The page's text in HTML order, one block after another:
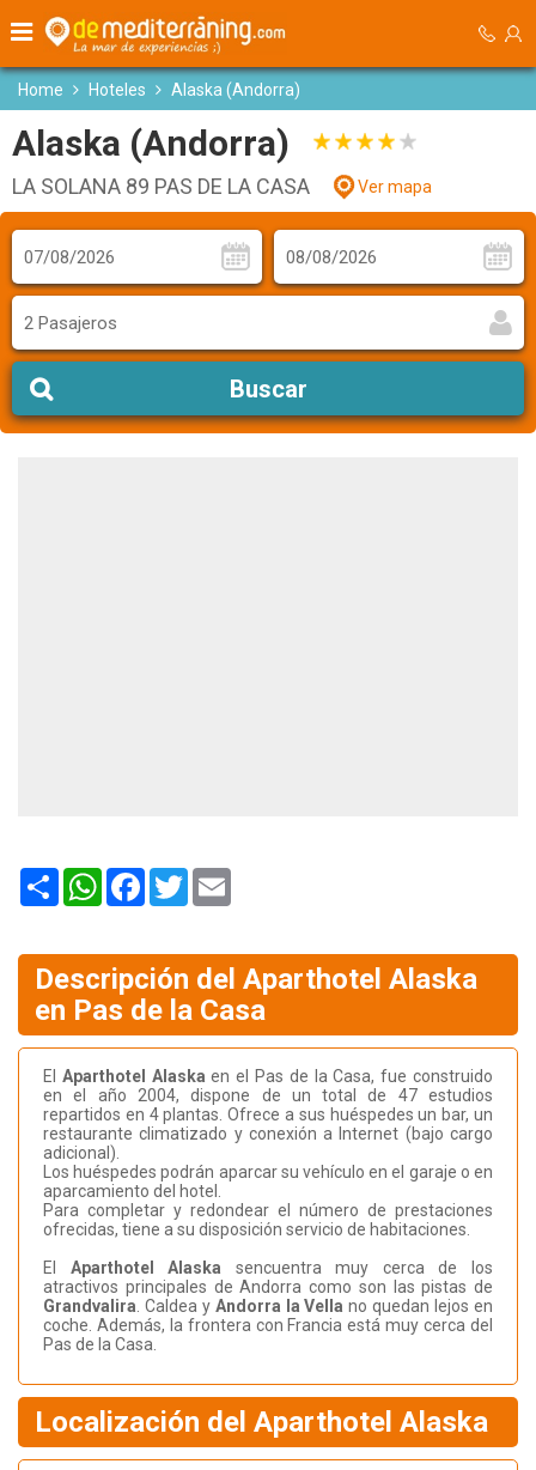
Home Hoteles Alaska (Andorra)
Alaska (Andorra)
LA SOLANA 89 PAS DE LA CASA Ver mapa
2 Pasajeros
Buscar
Share WhatsAppFacebook
Twitter
Descripción del Aparthotel Alaska
en Pas de la Casa
El Aparthotel Alaska en el Pas de la Casa, fue construido
en el año 2004, dispone de un total de 47 estudios
repartidos en 4 plantas. Ofrece a sus huéspedes un bar, un
restaurante climatizado y conexión a Internet (bajo cargo
adicional).
Los huéspedes podrán aparcar su vehículo en el garaje o en
aparcamiento del hotel.
Para completar y redondear el número de prestaciones
ofrecidas, tiene a su disposición servicio de habitaciones.
El Aparthotel Alaska sencuentra muy cerca de los
atractivos principales de Andorra como son las pistas de
Grandvalira . Caldea y Andorra la Vellano quedan lejos en
coche. Además, la frontera con Francia está muy cerca del
Pas de la Casa.
Localización del Aparthotel Alaska